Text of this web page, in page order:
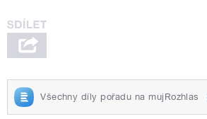
Všechny díly pořadu na mujRozhlas